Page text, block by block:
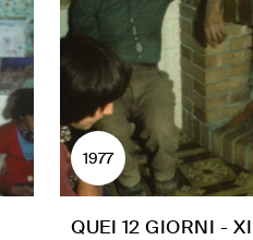
1977
QUEI 12 GIORNI -